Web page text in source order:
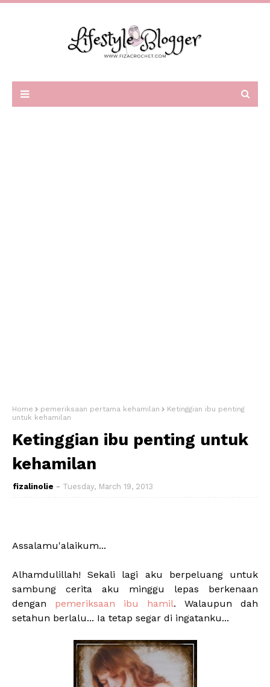
Home pemeriksaan pertama kehamilan
Ketinggian ibu penting
untuk kehamilan
Ketinggian ibu penting untuk
kehamilan
fizalinolie Tuesday, March 19, 2013
Assalamu'alaikum...
Alhamdulillah! Sekali lagi aku berpeluang untuk
sambung cerita aku minggu lepas berkenaan
dengan pemeriksaan ibu hamil. Walaupun dah
setahun berlalu... Ia tetap segar di ingatanku...